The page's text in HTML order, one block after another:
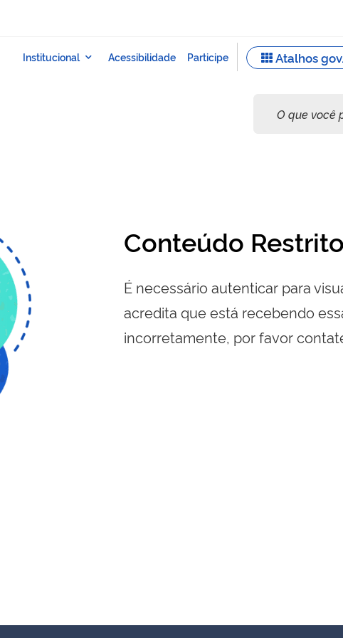
Conteúdo Restrito
É necessário autenticar para
acredita que está recebendo
incorretamente, por favor